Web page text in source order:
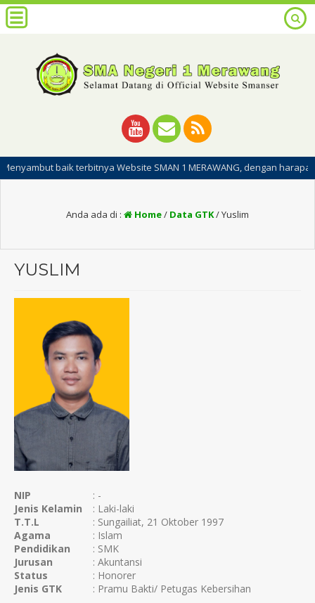
baik terbitnya Website SMAN 1 MERAWANG, dengan harapan
Anda ada di : Home/ Data GTK/Yuslim
YUSLIM
NIP
: -
Jenis Kelamin
: Laki-laki
T.T.L
: Sungailiat, 21 Oktober 1997
Agama
: Islam
Pendidikan
: SMK
Jurusan
: Akuntansi
Status
: Honorer
Jenis GTK
: Pramu Bakti/ Petugas Kebersihan